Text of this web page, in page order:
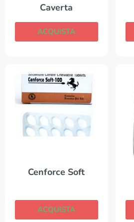
Caverta
ACQUISTA
Cenforce Soft
ACQUISTA